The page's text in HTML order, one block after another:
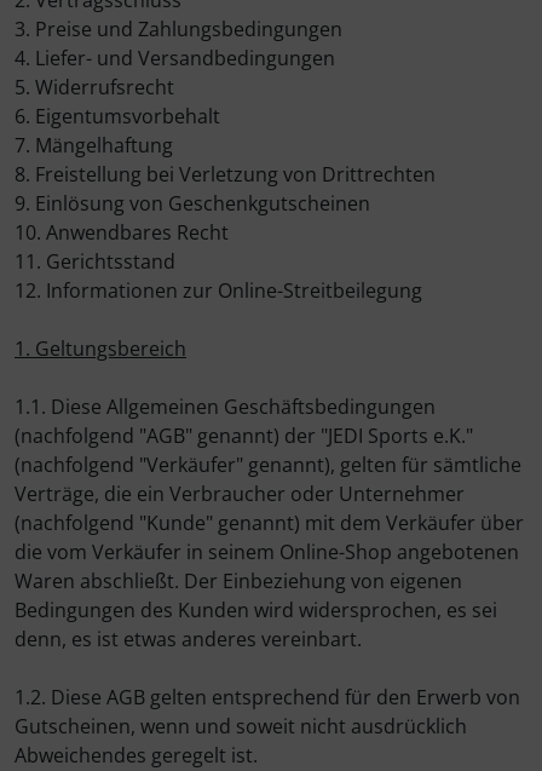
3. Preise und Zahlungsbedingungen
4. Liefer- und Versandbedingungen
5. Widerrufsrecht
6. Eigentumsvorbehalt
7. Mängelhaftung
8. Freistellung bei Verletzung von Drittrechten
9. Einlösung von Geschenkgutscheinen
10. Anwendbares Recht
11. Gerichtsstand
12. Informationen zur Online-Streitbeilegung
1. Geltungsbereich
1.1. Diese Allgemeinen Geschäftsbedingungen
(nachfolgend "AGB" genannt) der "JEDI Sports e.K."
(nachfolgend "Verkäufer" genannt), gelten für sämtliche
Verträge, die ein Verbraucher oder Unternehmer
(nachfolgend "Kunde" genannt) mit dem Verkäufer über
die vom Verkäufer in seinem Online-Shop angebotenen
Waren abschließt. Der Einbeziehung von eigenen
Bedingungen des Kunden wird widersprochen, es sei
denn, es ist etwas anderes vereinbart.
1.2. Diese AGB gelten entsprechend für den Erwerb von
Gutscheinen, wenn und soweit nicht ausdrücklich
Abweichendes geregelt ist.
LOOK
Wilier Triestina
LOOK
SEKA
Wilier Triestina
LOOK
SEKA
Laufräder
Lenker
Lenkerband
Pedale
Powermeter
Reifen
Sattelstützen
Sättel
Schalthebel
Schaltwerke
Umwerfer
Flaschenhalter & Zubehör
Indoor-Trainingsrollen
Laufradzubehör
Rahmenzubehör
Reinigungs- & Pflegemittel
Werkzeug & Zubehör
ENCODER STRIKE (Vented)
SUTRO
SUTRO LITE
SUTRO LITE SWEEP
SUTRO S
HYDRA
FLIGHT JACKET
FIELD JACKET
Turbine
Ceramicspeed
Cervélo
CloseTheGap
Colnago
CONTEC
Continental
DMT
DT Swiss
Dynamic
Elite
Ergon